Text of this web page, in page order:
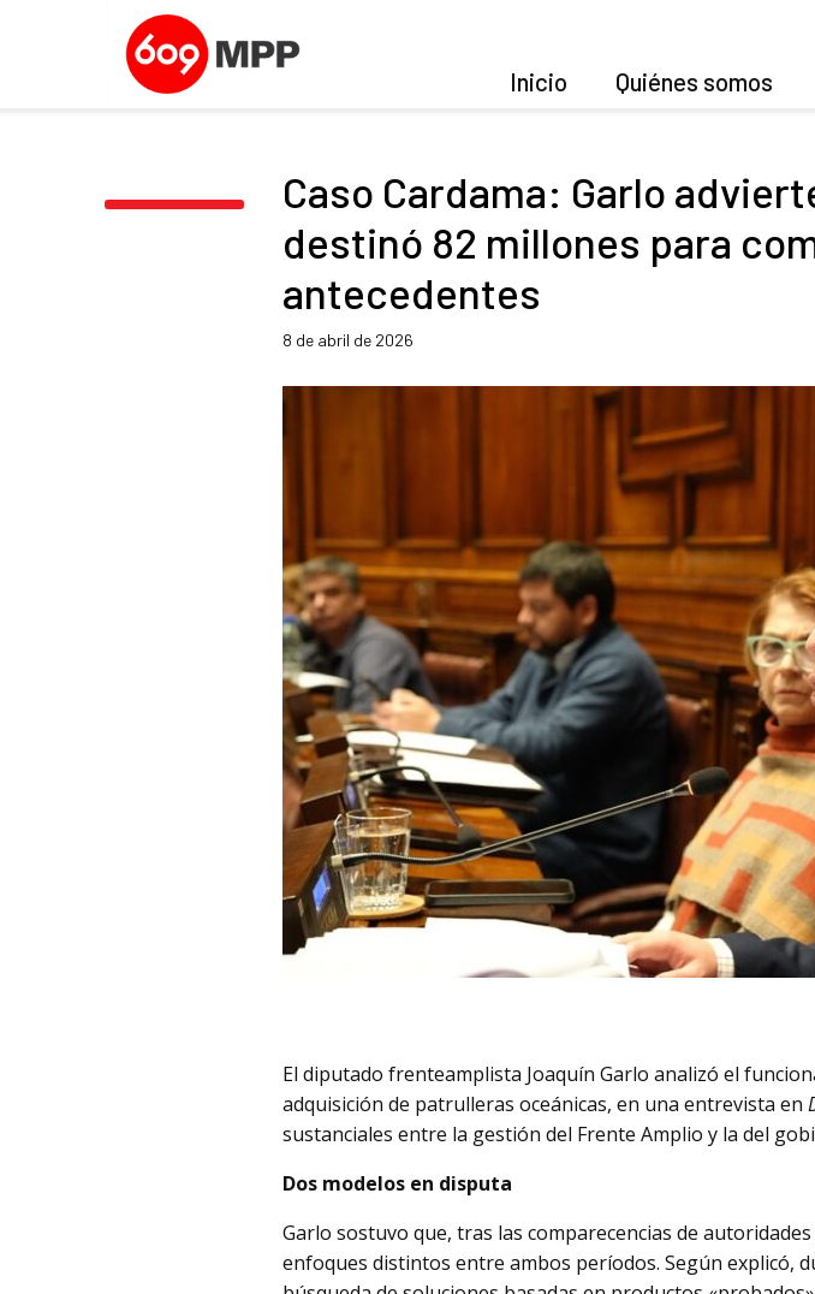
Inicio Quiénes somos
Caso Cardama: Garlo
destinó 82 millones para
antecedentes
8 de abril de 2026
El diputado frenteamplista Joaquín Garlo analizó el
adquisición de patrulleras oceánicas, en una entrevista en
sustanciales entre la gestión del Frente Amplio y la del
Dos modelos en disputa
Garlo sostuvo que, tras las comparecencias de
enfoques distintos entre ambos períodos. Según explicó,